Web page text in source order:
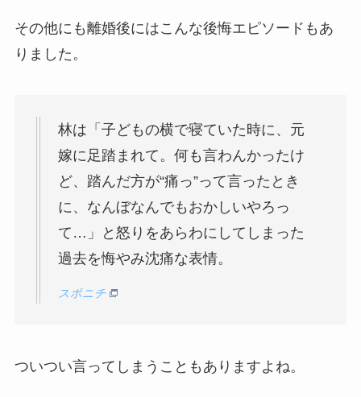
その他にも離婚後にはこんな後悔エピソードもあ
りました。
林は「子どもの横で寝ていた時に、元
嫁に足踏まれて。何も言わんかったけ
ど、踏んだ方が“痛っ”って言ったとき
に、なんぼなんでもおかしいやろっ
て…」と怒りをあらわにしてしまった
過去を悔やみ沈痛な表情。
スポニチ
ついつい言ってしまうこともありますよね。